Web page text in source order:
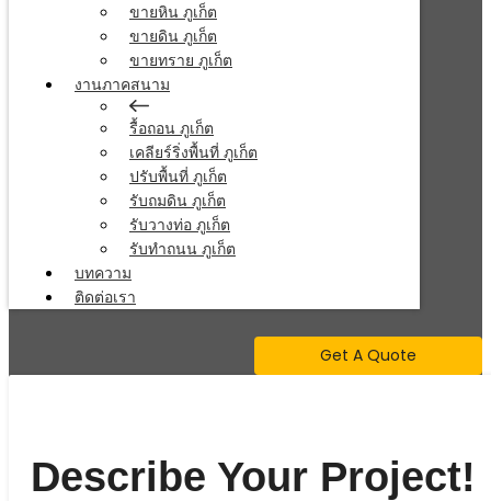
ขายหิน ภูเก็ต
ขายดิน ภูเก็ต
ขายทราย ภูเก็ต
งานภาคสนาม
รื้อถอน ภูเก็ต
เคลียร์ริ่งพื้นที่ ภูเก็ต
ปรับพื้นที่ ภูเก็ต
รับถมดิน ภูเก็ต
รับวางท่อ ภูเก็ต
รับทำถนน ภูเก็ต
บทความ
ติดต่อเรา
Get A Quote
Describe Your Project!